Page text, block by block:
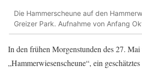
Die Hammerscheune auf den
Greizer Park. Aufnahme von Anfang
In den frühen Morgenstunden des 27.
„Hammerwiesenscheune“, ein